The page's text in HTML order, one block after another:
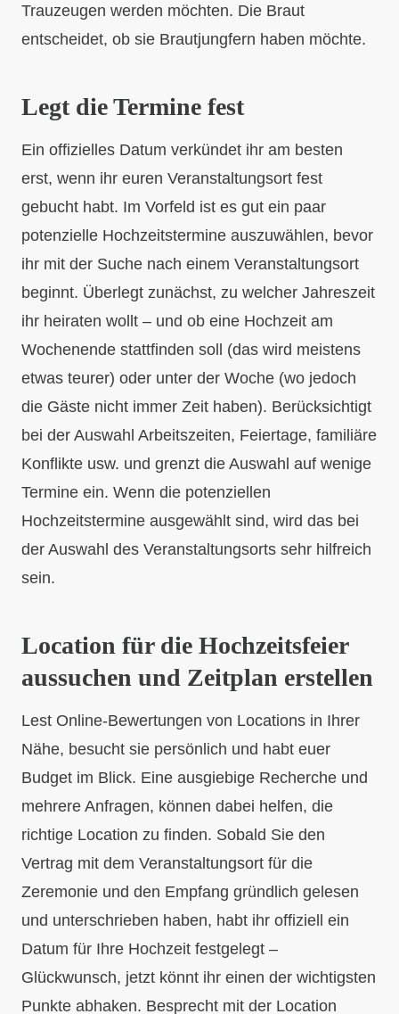
Trauzeugen werden möchten. Die Braut
entscheidet, ob sie Brautjungfern haben möchte.
Legt die Termine fest
Ein offizielles Datum verkündet ihr am besten
erst, wenn ihr euren Veranstaltungsort fest
gebucht habt. Im Vorfeld ist es gut ein paar
potenzielle Hochzeitstermine auszuwählen, bevor
ihr mit der Suche nach einem Veranstaltungsort
beginnt. Überlegt zunächst, zu welcher Jahreszeit
ihr heiraten wollt – und ob eine Hochzeit am
Wochenende stattfinden soll (das wird meistens
etwas teurer) oder unter der Woche (wo jedoch
die Gäste nicht immer Zeit haben). Berücksichtigt
bei der Auswahl Arbeitszeiten, Feiertage, familiäre
Konflikte usw. und grenzt die Auswahl auf wenige
Termine ein. Wenn die potenziellen
Hochzeitstermine ausgewählt sind, wird das bei
der Auswahl des Veranstaltungsorts sehr hilfreich
sein.
Location für die Hochzeitsfeier
aussuchen und Zeitplan erstellen
Lest Online-Bewertungen von Locations in Ihrer
Nähe, besucht sie persönlich und habt euer
Budget im Blick. Eine ausgiebige Recherche und
mehrere Anfragen, können dabei helfen, die
richtige Location zu finden. Sobald Sie den
Vertrag mit dem Veranstaltungsort für die
Zeremonie und den Empfang gründlich gelesen
und unterschrieben haben, habt ihr offiziell ein
Datum für Ihre Hochzeit festgelegt –
Glückwunsch, jetzt könnt ihr einen der wichtigsten
Punkte abhaken. Besprecht mit der Location